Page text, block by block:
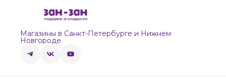
Магазины в Санкт-Петербурге и Нижнем
Новгороде